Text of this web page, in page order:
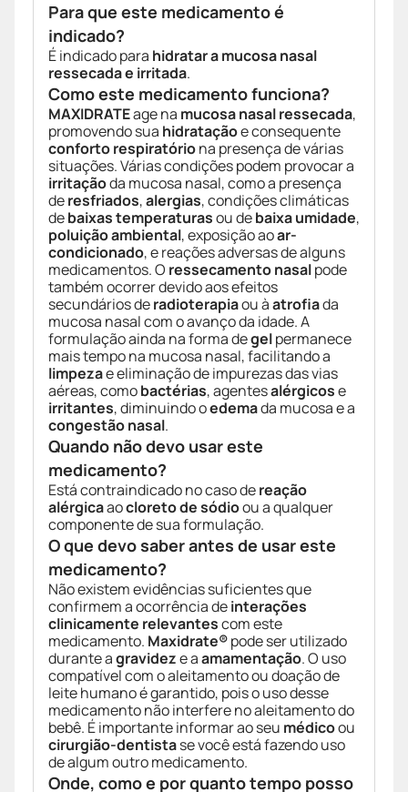
Para que este medicamento é
indicado?
É indicado para hidratar a mucosa nasal
ressecada e irritada.
Como este medicamento funciona?
MAXIDRATEage na mucosa nasal ressecada,
promovendo sua hidrataçãoe consequente
conforto respiratóriona presença de várias
situações. Várias condições podem provocar a
irritaçãoda mucosa nasal, como a presença
deresfriados,alergias, condições climáticas
debaixas temperaturasou debaixa umidade,
poluição ambiental, exposição aoar-
condicionado, e reações adversas de alguns
medicamentos. O ressecamento nasalpode
também ocorrer devido aos efeitos
secundários deradioterapiaou àatrofiada
mucosa nasal com o avanço da idade. A
formulação ainda na forma degelpermanece
mais tempo na mucosa nasal, facilitando a
limpezae eliminação de impurezas das vias
aéreas, comobactérias, agentesalérgicose
irritantes, diminuindo oedemada mucosa e a
congestão nasal.
Quando não devo usar este
medicamento?
Está contraindicado no caso dereação
alérgicaaocloreto de sódioou a qualquer
componente de sua formulação.
O que devo saber antes de usar este
medicamento?
Não existem evidências suficientes que
confirmem a ocorrência deinterações
clinicamente relevantescom este
medicamento. Maxidrate®pode ser utilizado
durante agravideze aamamentação. O uso
compatível com o aleitamento ou doação de
leite humano é garantido, pois o uso desse
medicamento não interfere no aleitamento do
bebê. É importante informar ao seu médicoou
cirurgião-dentistase você está fazendo uso
de algum outro medicamento.
Onde, como e por quanto tempo posso